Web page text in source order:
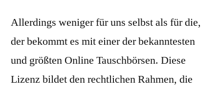
Allerdings weniger für uns selbst als für die,
der bekommt es mit einer der bekanntesten
und größten Online Tauschbörsen. Diese
Lizenz bildet den rechtlichen Rahmen, die